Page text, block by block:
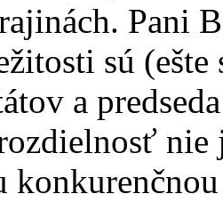
Pani
sú
a
nie